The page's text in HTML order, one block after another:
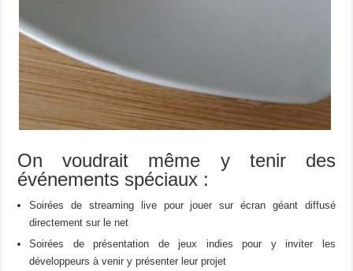
On voudrait même y tenir des
événements spéciaux :
Soirées de streaming live pour jouer sur écran géant diffusé
directement sur le net
Soirées de présentation de jeux indies pour y inviter les
développeurs à venir y présenter leur projet